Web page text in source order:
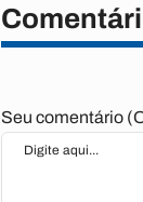
Seu comentário